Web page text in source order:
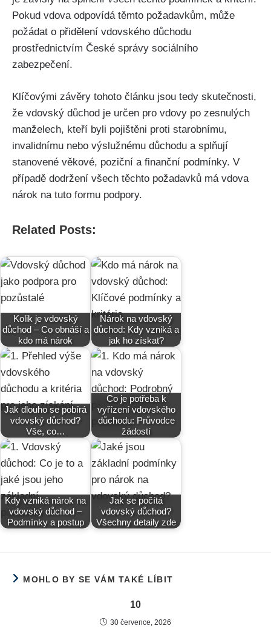
Pokud vdova odpovídá těmto požadavkům, může
požádat o přidělení vdovského důchodu
prostřednictvím České správy sociálního
zabezpečení.
Klíčovými závěry tohoto článku jsou tedy skutečnosti,
že vdovský důchod je určen pro vdovy po zesnulých
manželech, kteří byli pojištěni proti starobnímu,
invalidnímu nebo výslužnému důchodu a splňují
stanovené věkové, poziční a finanční podmínky. V
případě dodržení všech těchto požadavků má vdova
nárok na tuto formu podpory.
Related Posts:
Kolik je vdovský
důchod – Co obnáší a
kdo má nárok
Nárok na vdovský
důchod: Kdy vzniká a
jak ho získat?
Jak dlouho se pobírá
vdovský důchod?
Vše, co…
Co je potřeba k
vyřízení vdovského
důchodu: Průvodce
žádostí
Kdy vzniká nárok na
vdovský důchod –
Podmínky a postup
Jak se počítá
vdovský důchod?
Všechny detaily zde
MOHLO BY SE VÁM TAKÉ LÍBIT
10
30 července, 2026